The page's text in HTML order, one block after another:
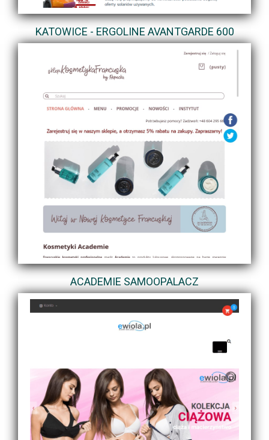
KATOWICE - ERGOLINE AVANTGARDE 600
ACADEMIE SAMOOPALACZ